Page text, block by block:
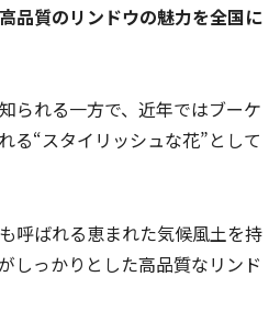
品質のリンドウの魅力を全国に
られる一方で、近年ではブーケ
る“スタイリッシュな花”として
呼ばれる恵まれた気候風土を持
しっかりとした高品質なリンド